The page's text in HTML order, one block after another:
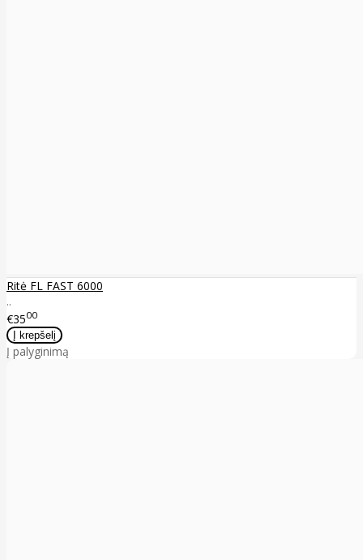
Ritė FL FAST 6000
..
€3500
Į palyginimą